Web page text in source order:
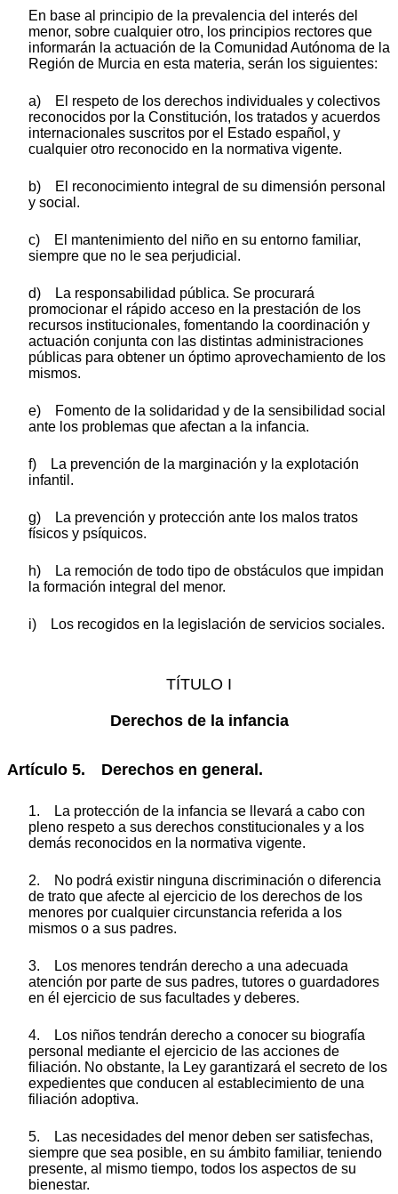
En base al principio de la prevalencia del interés del
menor, sobre cualquier otro, los principios rectores que
informarán la actuación de la Comunidad Autónoma de la
Región de Murcia en esta materia, serán los siguientes:
a) El respeto de los derechos individuales y colectivos
reconocidos por la Constitución, los tratados y acuerdos
internacionales suscritos por el Estado español, y
cualquier otro reconocido en la normativa vigente.
b) El reconocimiento integral de su dimensión personal
y social.
c) El mantenimiento del niño en su entorno familiar,
siempre que no le sea perjudicial.
d) La responsabilidad pública. Se procurará
promocionar el rápido acceso en la prestación de los
recursos institucionales, fomentando la coordinación y
actuación conjunta con las distintas administraciones
públicas para obtener un óptimo aprovechamiento de los
mismos.
e) Fomento de la solidaridad y de la sensibilidad social
ante los problemas que afectan a la infancia.
f) La prevención de la marginación y la explotación
infantil.
g) La prevención y protección ante los malos tratos
físicos y psíquicos.
h) La remoción de todo tipo de obstáculos que impidan
la formación integral del menor.
i) Los recogidos en la legislación de servicios sociales.
TÍTULO I
Derechos de la infancia
Artículo 5. Derechos en general.
1. La protección de la infancia se llevará a cabo con
pleno respeto a sus derechos constitucionales y a los
demás reconocidos en la normativa vigente.
2. No podrá existir ninguna discriminación o diferencia
de trato que afecte al ejercicio de los derechos de los
menores por cualquier circunstancia referida a los
mismos o a sus padres.
3. Los menores tendrán derecho a una adecuada
atención por parte de sus padres, tutores o guardadores
en él ejercicio de sus facultades y deberes.
4. Los niños tendrán derecho a conocer su biografía
personal mediante el ejercicio de las acciones de
filiación. No obstante, la Ley garantizará el secreto de los
expedientes que conducen al establecimiento de una
filiación adoptiva.
5. Las necesidades del menor deben ser satisfechas,
siempre que sea posible, en su ámbito familiar, teniendo
presente, al mismo tiempo, todos los aspectos de su
bienestar.